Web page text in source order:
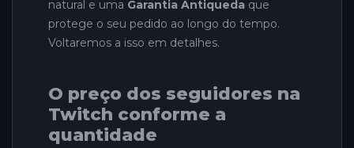
natural e uma Garantia Antiqueda que
protege o seu pedido ao longo do tempo.
Voltaremos a isso em detalhes.
O preço dos seguidores na
Twitch conforme a
quantidade